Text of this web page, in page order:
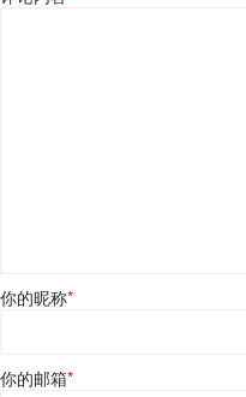
你的昵称*
你的邮箱*